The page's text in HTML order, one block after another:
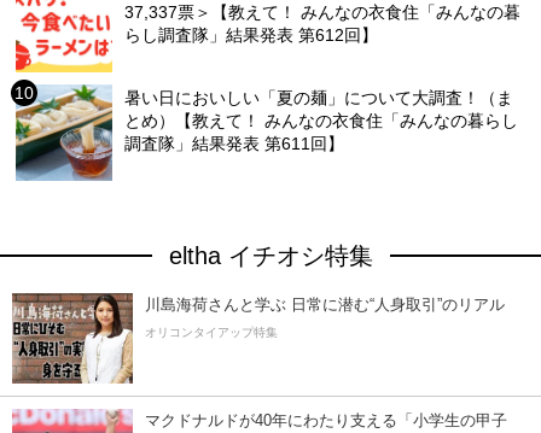
37,337票＞【教えて！ みんなの衣食住「みんなの暮
らし調査隊」結果発表 第612回】
暑い日においしい「夏の麺」について大調査！（ま
とめ）【教えて！ みんなの衣食住「みんなの暮らし
調査隊」結果発表 第611回】
eltha イチオシ特集
川島海荷さんと学ぶ 日常に潜む“人身取引”のリアル
オリコンタイアップ特集
マクドナルドが40年にわたり支える「小学生の甲子